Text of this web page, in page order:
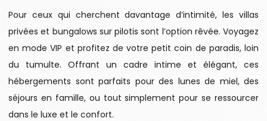
Pour ceux qui cherchent davantage d’intimité, les villas
privées et bungalows sur pilotis sont l’option rêvée. Voyagez
en mode VIP et profitez de votre petit coin de paradis, loin
du tumulte. Offrant un cadre intime et élégant, ces
hébergements sont parfaits pour des lunes de miel, des
séjours en famille, ou tout simplement pour se ressourcer
dans le luxe et le confort.